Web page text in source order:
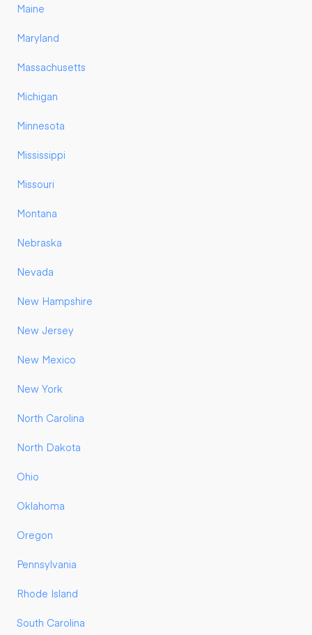
Maine
Maryland
Massachusetts
Michigan
Minnesota
Mississippi
Missouri
Montana
Nebraska
Nevada
New Hampshire
New Jersey
New Mexico
New York
North Carolina
North Dakota
Ohio
Oklahoma
Oregon
Pennsylvania
Rhode Island
South Carolina